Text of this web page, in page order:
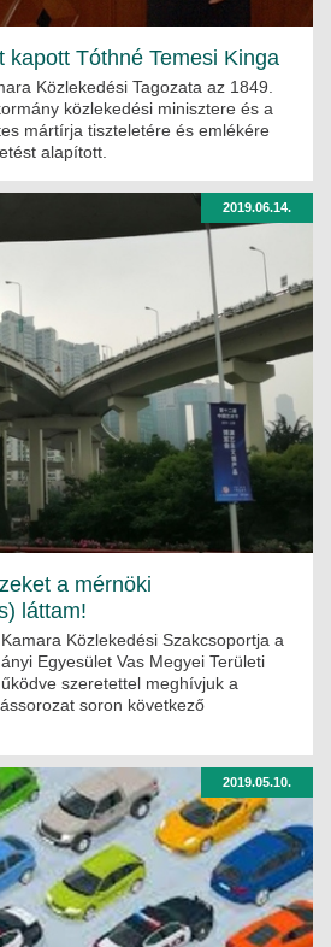
kapott Tóthné Temesi Kinga
Közlekedési Tagozata az 1849.
közlekedési minisztere és a
mártírja tiszteletére és emlékére
alapított.
2019.06.14.
a mérnöki
láttam!
Közlekedési Szakcsoportja a
Egyesület Vas Megyei Területi
szeretettel meghívjuk a
soron következő
2019.05.10.